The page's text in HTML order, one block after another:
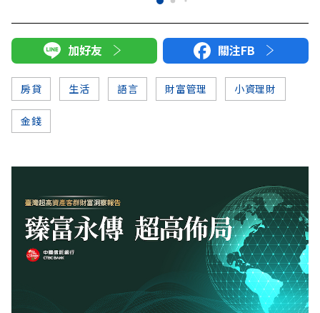
加好友 關注FB
房貸 生活 語言 財富管理 小資理財
金錢